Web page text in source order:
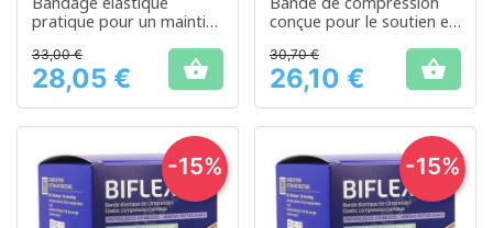
pratique pour un maintien
Prix
33,00 €
28,05 € 
conçue pour le soutien et
Prix
30,70 €
26,10 € 
-15% -15%